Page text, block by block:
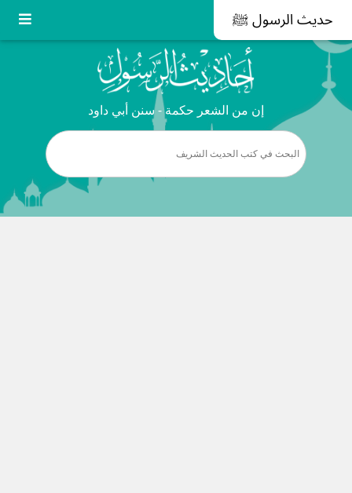
حديث الرسول ﷺ
إن من الشعر حكمة - سنن أبي داود